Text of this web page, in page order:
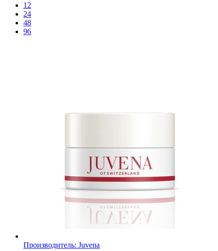
12
24
48
96
Производитель: Juvena